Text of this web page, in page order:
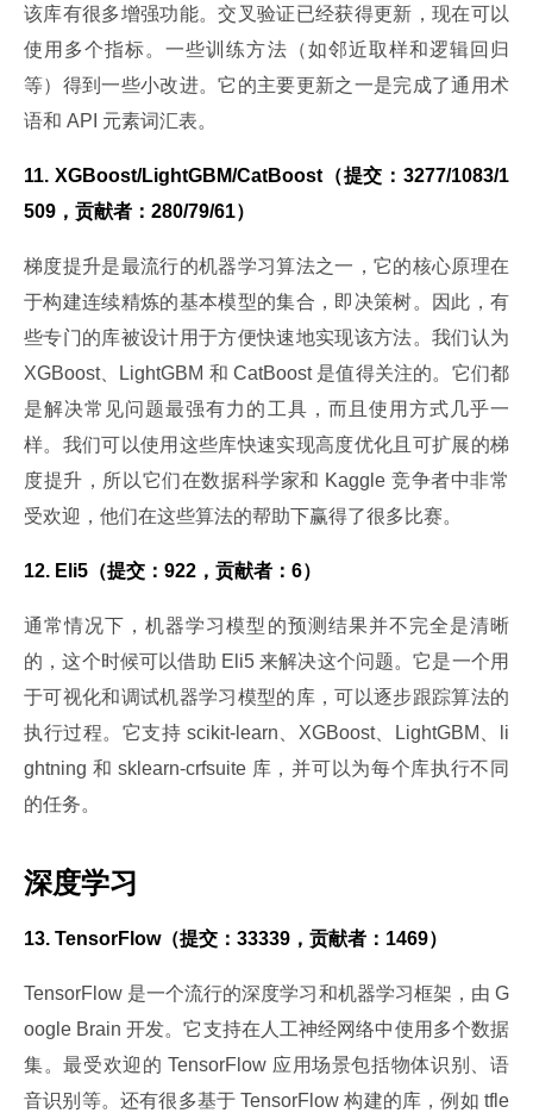
该库有很多增强功能。交叉验证已经获得更新，现在可以
使用多个指标。一些训练方法（如邻近取样和逻辑回归
等）得到一些小改进。它的主要更新之一是完成了通用术
语和 API 元素词汇表。
11. XGBoost/LightGBM/CatBoost（提交：3277/1083/1
509，贡献者：280/79/61）
梯度提升是最流行的机器学习算法之一，它的核心原理在
于构建连续精炼的基本模型的集合，即决策树。因此，有
些专门的库被设计用于方便快速地实现该方法。我们认为
XGBoost、LightGBM 和 CatBoost 是值得关注的。它们都
是解决常见问题最强有力的工具，而且使用方式几乎一
样。我们可以使用这些库快速实现高度优化且可扩展的梯
度提升，所以它们在数据科学家和 Kaggle 竞争者中非常
受欢迎，他们在这些算法的帮助下赢得了很多比赛。
12. Eli5（提交：922，贡献者：6）
通常情况下，机器学习模型的预测结果并不完全是清晰
的，这个时候可以借助 Eli5 来解决这个问题。它是一个用
于可视化和调试机器学习模型的库，可以逐步跟踪算法的
执行过程。它支持 scikit-learn、XGBoost、LightGBM、li
ghtning 和 sklearn-crfsuite 库，并可以为每个库执行不同
的任务。
深度学习
13. TensorFlow（提交：33339，贡献者：1469）
TensorFlow 是一个流行的深度学习和机器学习框架，由 G
oogle Brain 开发。它支持在人工神经网络中使用多个数据
集。最受欢迎的 TensorFlow 应用场景包括物体识别、语
音识别等。还有很多基于 TensorFlow 构建的库，例如 tfle